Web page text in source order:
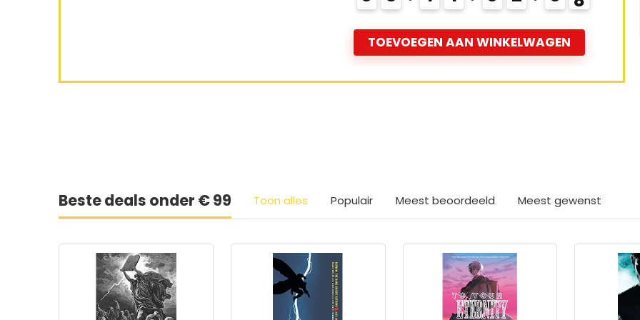
TOEVOEGEN AAN WINKELWAGEN
Beste deals onder € 99 Toon alles Populair Meest beoordeeld Meest gewenst